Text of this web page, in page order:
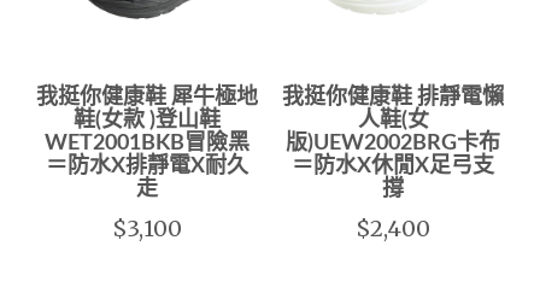
我挺你健康鞋 犀牛極地
鞋(女款 )登山鞋
WET2001BKB冒險黑
＝防水X排靜電X耐久
走
$3,100
我挺你健康鞋 排靜電懶
人鞋(女
版)UEW2002BRG卡布
＝防水X休閒X足弓支
撐
$2,400